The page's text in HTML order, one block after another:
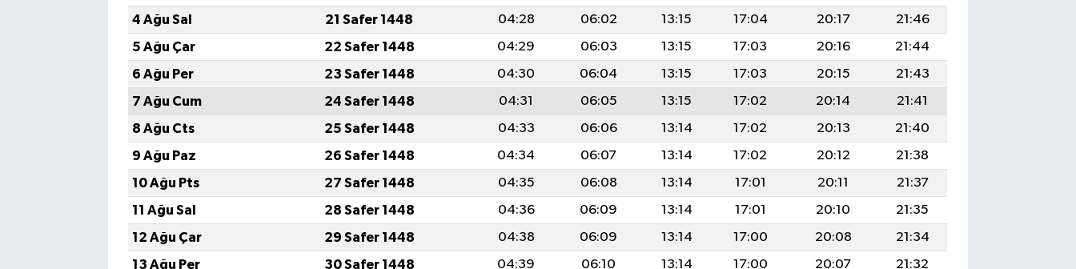
4 Ağu Sal
21 Safer 1448 04:28 06:02 13:15 17:04 20:17
21:46
5 Ağu Çar
22 Safer 1448 04:29 06:03 13:15 17:03 20:16
21:44
6 Ağu Per
23 Safer 1448 04:30 06:04 13:15 17:03 20:15
21:43
7 Ağu Cum
24 Safer 1448 04:31 06:05 13:15 17:02 20:14
21:41
8 Ağu Cts
25 Safer 1448 04:33 06:06 13:14 17:02 20:13
21:40
9 Ağu Paz
26 Safer 1448 04:34 06:07 13:14 17:02 20:12
21:38
10 Ağu Pts
27 Safer 1448 04:35 06:08 13:14 17:01 20:11
21:37
11 Ağu Sal
28 Safer 1448 04:36 06:09 13:14 17:01 20:10
21:35
12 Ağu Çar
29 Safer 1448 04:38 06:09 13:14 17:00 20:08
21:34
13 Ağu Per
30 Safer 1448 04:39 06:10 13:14 17:00 20:07
21:32